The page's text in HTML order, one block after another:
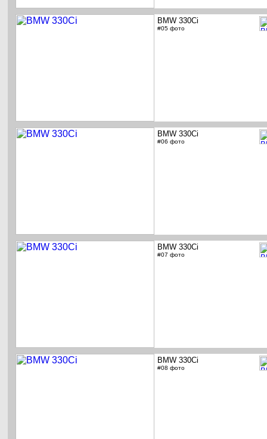
BMW 330Ci
#05 фото
BMW 330Ci
#06 фото
BMW 330Ci
#07 фото
BMW 330Ci
#08 фото